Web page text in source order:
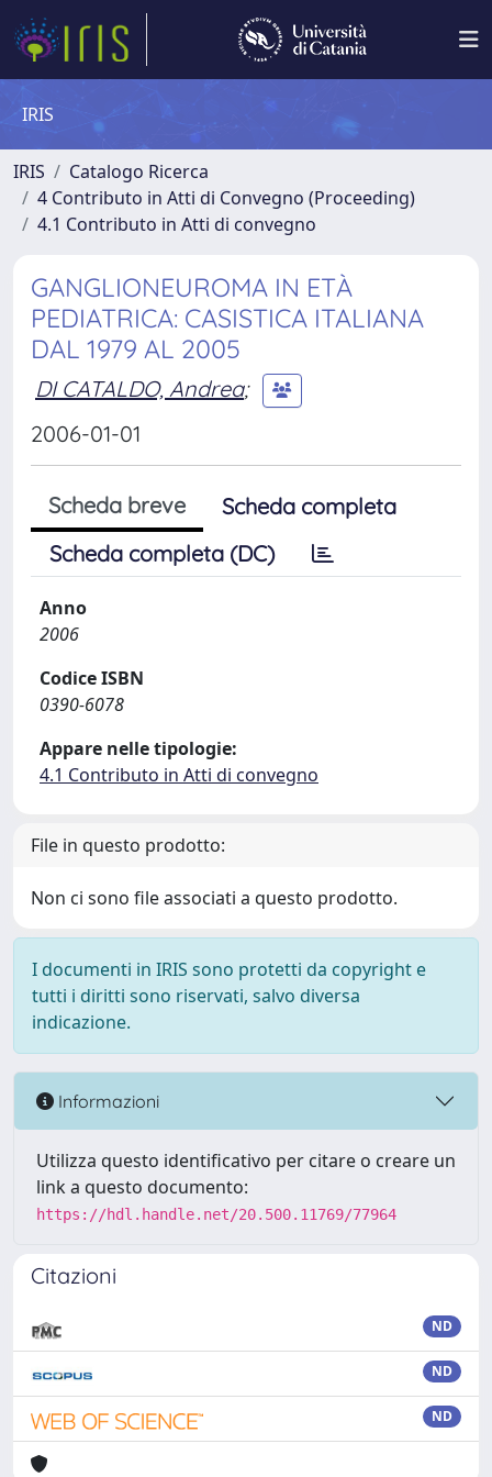
IRIS
IRIS
Catalogo Ricerca
4 Contributo in Atti di Convegno (Proceeding)
4.1 Contributo in Atti di convegno
GANGLIONEUROMA IN ETÀ
PEDIATRICA: CASISTICA ITALIANA
DAL 1979 AL 2005
DI CATALDO, Andrea;
2006-01-01
Scheda breve
Scheda completa
Scheda completa (DC)
Anno
2006
Codice ISBN
0390-6078
Appare nelle tipologie:
4.1 Contributo in Atti di convegno
File in questo prodotto:
Non ci sono file associati a questo prodotto.
I documenti in IRIS sono protetti da copyright e
tutti i diritti sono riservati, salvo diversa
indicazione.
Informazioni
Utilizza questo identificativo per citare o creare un
link a questo documento:
https://hdl.handle.net/20.500.11769/77964
Citazioni
ND
ND
ND